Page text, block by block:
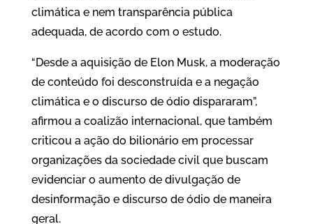
climática e nem transparência pública
adequada, de acordo com o estudo.
“Desde a aquisição de Elon Musk, a moderação
de conteúdo foi desconstruída e a negação
climática e o discurso de ódio dispararam”,
afirmou a coalizão internacional, que também
criticou a ação do bilionário em processar
organizações da sociedade civil que buscam
evidenciar o aumento de divulgação de
desinformação e discurso de ódio de maneira
geral.